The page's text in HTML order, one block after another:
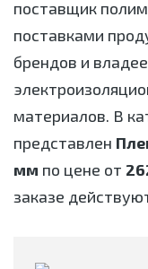
поставщик
поставками
брендов и
материалов. В
представлен
мм по цене от
заказе